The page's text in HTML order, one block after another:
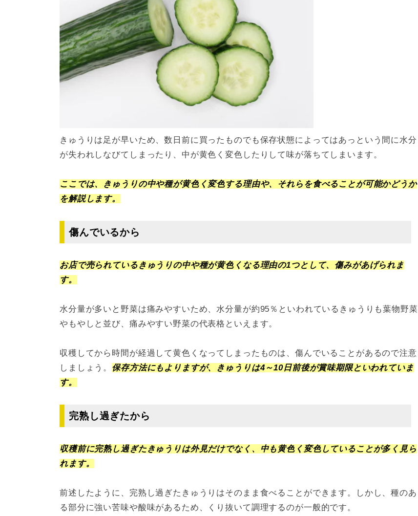
きゅうりは足が早いため、数日前に買ったものでも保存状態によってはあっという間に水分
が失われしなびてしまったり、中が黄色く変色したりして味が落ちてしまいます。
ここでは、きゅうりの中や種が黄色く変色する理由や、それらを食べることが可能かどうか
を解説します。
傷んでいるから
お店で売られているきゅうりの中や種が黄色くなる理由の1つとして、傷みがあげられま
す。
水分量が多いと野菜は痛みやすいため、水分量が約95％といわれているきゅうりも葉物野菜
やもやしと並び、痛みやすい野菜の代表格といえます。
収穫してから時間が経過して黄色くなってしまったものは、傷んでいることがあるので注意
しましょう。 保存方法にもよりますが、きゅうりは4～10日前後が賞味期限といわれていま
す。
完熟し過ぎたから
収穫前に完熟し過ぎたきゅうりは外見だけでなく、中も黄色く変色していることが多く見ら
れます。
前述したように、完熟し過ぎたきゅうりはそのまま食べることができます。しかし、種のあ
る部分に強い苦味や酸味があるため、くり抜いて調理するのが一般的です。